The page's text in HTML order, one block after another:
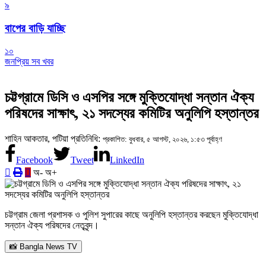
৯
বাপের বাড়ি যাচ্ছি
১০
জনপ্রিয় সব খবর
চট্টগ্রামে ডিসি ও এসপির সঙ্গে মুক্তিযোদ্ধা সন্তান ঐক্য
পরিষদের সাক্ষাৎ, ২১ সদস্যের কমিটির অনুলিপি হস্তান্তর
শাহিন আকতার, পটিয়া প্রতিনিধি: প্রকাশিত: বুধবার, ৫ আগস্ট, ২০২৬, ১:৫৩ পূর্বাহ্ণ
Facebook Tweet
LinkedIn
অ- অ+
চট্টগ্রাম জেলা প্রশাসক ও পুলিশ সুপারের কাছে অনুলিপি হস্তান্তর করছেন মুক্তিযোদ্ধা
সন্তান ঐক্য পরিষদের নেতৃবৃন্দ।
📸 Bangla News TV